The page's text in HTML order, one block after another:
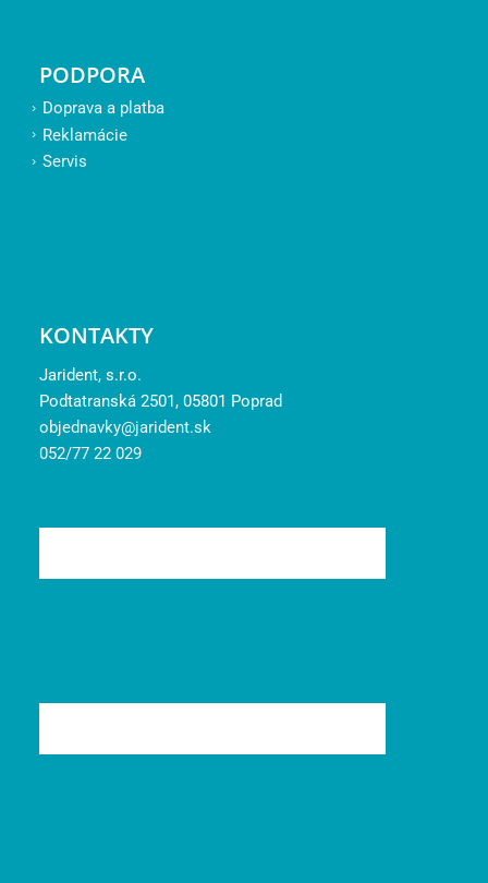
PODPORA
Doprava a platba
Reklamácie
Servis
KONTAKTY
Jarident, s.r.o.
Podtatranská 2501, 05801 Poprad
objednavky@jarident.sk
052/77 22 029